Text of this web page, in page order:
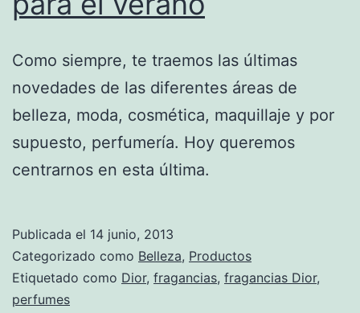
Como siempre, te traemos las últimas
novedades de las diferentes áreas de
belleza, moda, cosmética, maquillaje y por
supuesto, perfumería. Hoy queremos
centrarnos en esta última.
Publicada el 14 junio, 2013
Categorizado como Belleza, Productos
Etiquetado como Dior, fragancias, fragancias Dior,
perfumes